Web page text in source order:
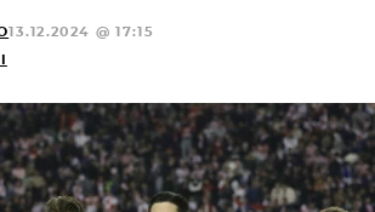
13.12.2024 @ 17:15